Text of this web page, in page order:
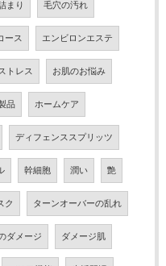
まり 毛穴の汚れ
ース エンビロンエステ
トレス お肌のお悩み
品 ホームケア
ディフェンススプリッツ
幹細胞 潤い 艶
ク ターンオーバーの乱れ
ダメージ ダメージ肌